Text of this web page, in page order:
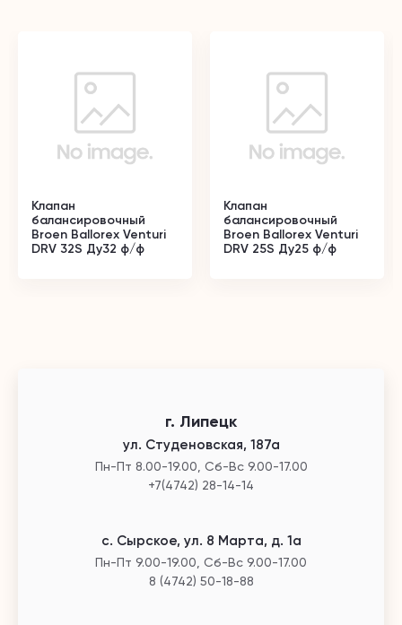
Клапан
балансировочный
Broen Ballorex Venturi
DRV 32S Ду32 ф/ф
Клапан
балансировочный
Broen Ballorex Venturi
DRV 25S Ду25 ф/ф
г. Липецк
ул. Студеновская, 187а
Пн-Пт 8.00-19.00, Сб-Вс 9.00-17.00
+7(4742) 28-14-14
с. Сырское, ул. 8 Марта, д. 1а
Пн-Пт 9.00-19.00, Сб-Вс 9.00-17.00
8 (4742) 50-18-88